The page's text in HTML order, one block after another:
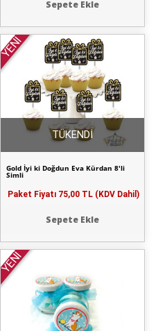
Sepete Ekle
YENİ
Gold İyi ki Doğdun Eva Kürdan 8'li
Simli
Paket Fiyatı 75,00 TL (KDV Dahil)
Sepete Ekle
TÜKENDİ
YENİ